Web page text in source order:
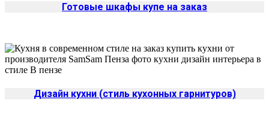
Готовые шкафы купе на заказ
Дизайн кухни (стиль кухонных гарнитуров)